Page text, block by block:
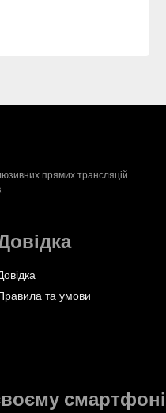
прямих трансляцій
та умови
смартфоні